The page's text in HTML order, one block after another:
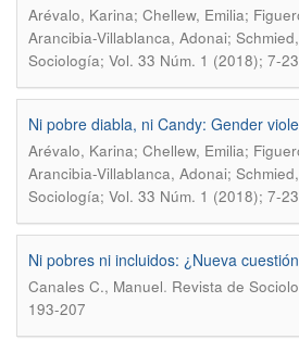
Arévalo, Karina; Chellew, Emilia;
Arancibia-Villablanca, Adonai;
Sociología; Vol. 33 Núm. 1 (2018); 7-23
Ni pobre diabla, ni Candy: Gender
Arévalo, Karina; Chellew, Emilia;
Arancibia-Villablanca, Adonai;
Sociología; Vol. 33 Núm. 1 (2018); 7-23
Ni pobres ni incluidos: ¿Nueva
Canales C., Manuel. Revista de
193-207